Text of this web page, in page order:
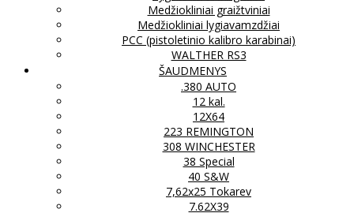
Medžiokliniai graižtviniai
Medžiokliniai lygiavamzdžiai
PCC (pistoletinio kalibro karabinai)
WALTHER RS3
ŠAUDMENYS
.380 AUTO
12 kal.
12X64
223 REMINGTON
308 WINCHESTER
38 Special
40 S&W
7,62x25 Tokarev
7.62X39